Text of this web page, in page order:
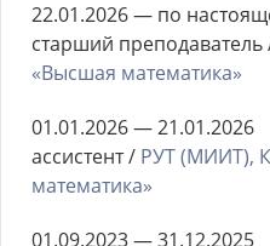
22.01.2026 — по
старший преподаватель
«Высшая математика»
01.01.2026 — 21.01.2026
ассистент / РУТ (МИИТ),
математика»
01.09.2023 — 31.12.2025